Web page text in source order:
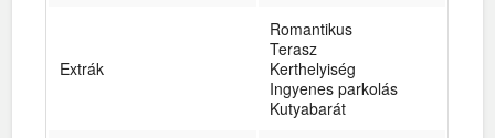
Extrák
Romantikus
Terasz
Kerthelyiség
Ingyenes parkolás
Kutyabarát